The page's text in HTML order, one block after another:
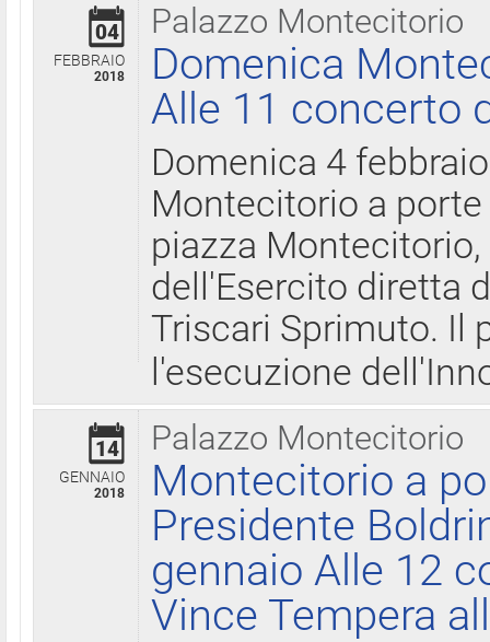
Palazzo Montecitorio
04
FEBBRAIO
2018
Domenica
Alle 11 concerto
Domenica 4
Montecitorio a
piazza
dell'Esercito diretta
Triscari Sprimuto. Il
l'esecuzione
Palazzo Montecitorio
14
GENNAIO
2018
Montecitorio a
Presidente
gennaio Alle 12
Vince Tempera